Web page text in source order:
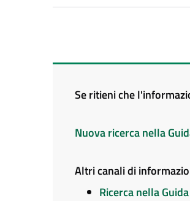
Se ritieni che
Nuova ricerca nella
Altri canali di
Ricerca nella